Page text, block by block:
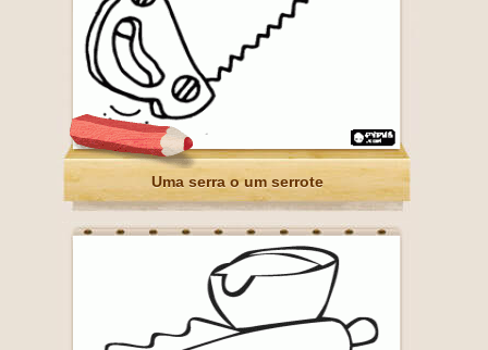
Uma serra o um serrote